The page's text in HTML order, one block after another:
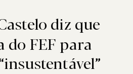
diz que
do FEF para